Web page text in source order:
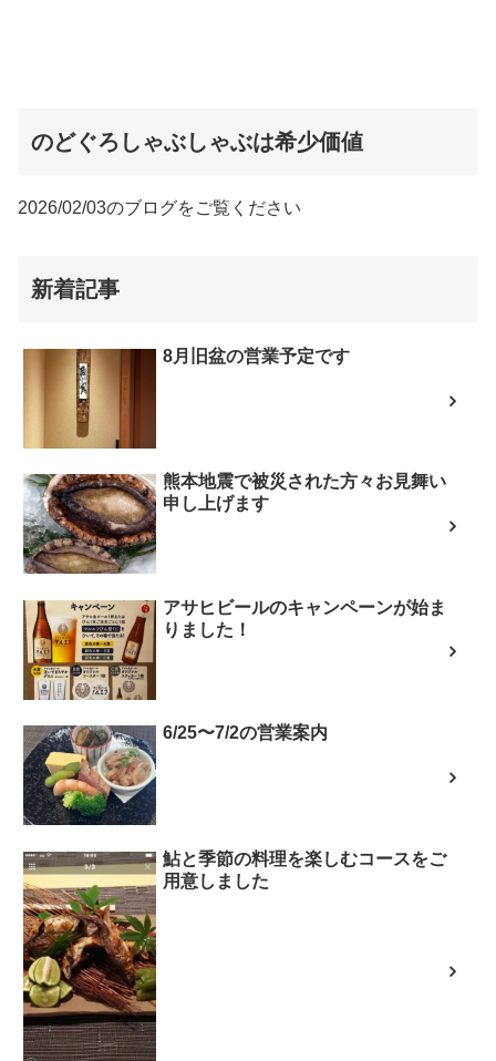
のどぐろしゃぶしゃぶは希少価値
2026/02/03のブログをご覧ください
新着記事
8月旧盆の営業予定です
熊本地震で被災された方々お見舞い
申し上げます
アサヒビールのキャンペーンが始ま
りました！
6/25〜7/2の営業案内
鮎と季節の料理を楽しむコースをご
用意しました